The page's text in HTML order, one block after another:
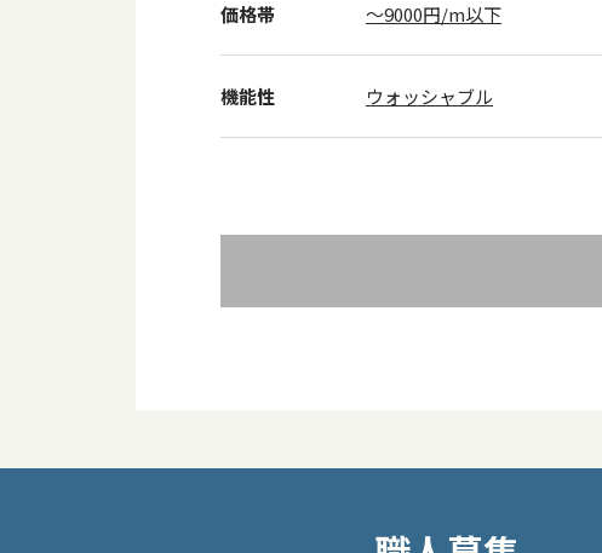
価格帯 ～9000円/m以下
機能性 ウォッシャブル